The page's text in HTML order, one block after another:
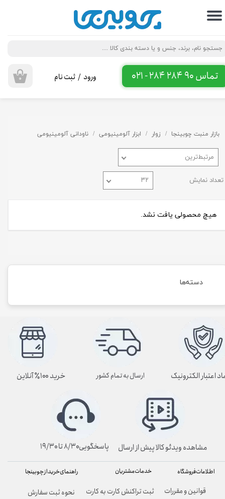
تماس 90 284 284 - 021 ۰ ورود / ثبت نام
حساب کاربری من
تغییر گذر واژه
سفارشات
خروج از حساب کاربری
دسته‌ها
بازار منبت چوبینجا زوار ابزار آلومینیومی ناودانی آلومینیومی
مرتبط‌ترین
تعداد نمایش ۳۲
هیچ محصولی یافت نشد.
راهنمای خرید از چوبینجا
نحوه ثبت سفارش
خدمات مشتریان
ثبت تراکنش کارت به کارت
اطلاعات فروشگاه
قوانین و مقررات
ارسال به تمام کشور
پاسخگویی۸/۳۰ تا ۱۹/۳۰
اعتبار الکترونیک خرید ۱۰۰٪ آنلاین
مشاهده ویدئو کالا پیش از ارسال